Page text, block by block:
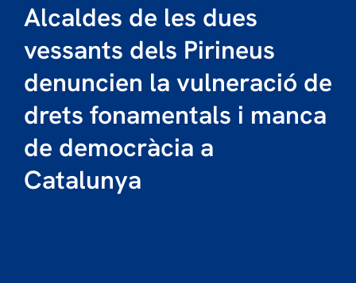
Alcaldes de les dues
vessants dels Pirineus
denuncien la vulneració de
drets fonamentals i manca
de democràcia a
Catalunya